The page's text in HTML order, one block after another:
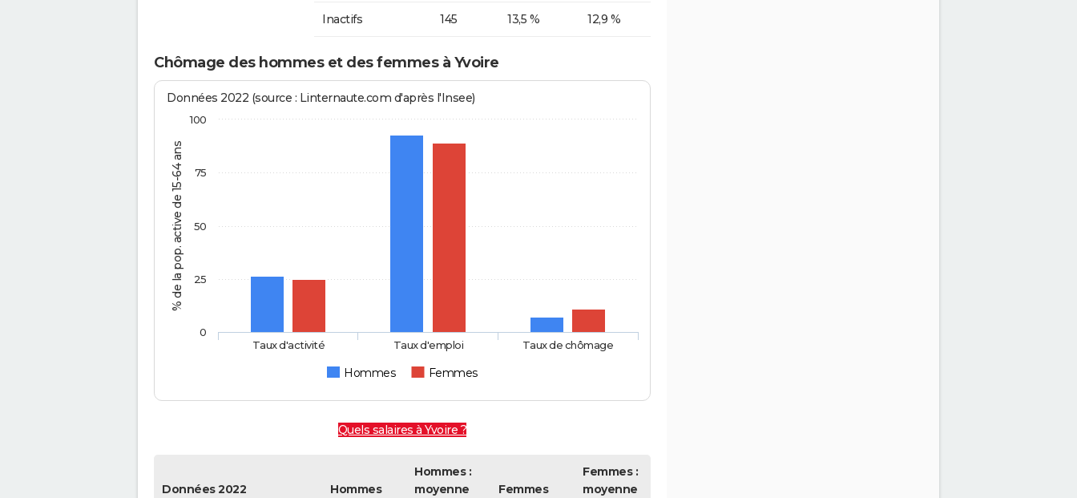
Inactifs 145 13,5 % 12,9 %
Chômage des hommes et des femmes à Yvoire
% de la pop. active de 15-64 ans
Données 2022 (source : Linternaute.com d'après l'Insee)
Hommes Femmes
Taux d'activité Taux d'emploi Taux de chômage
0
25
50
75
100
Quels salaires à Yvoire ?
Données 2022 Hommes
Hommes :
moyenne
Femmes
Femmes :
moyenne